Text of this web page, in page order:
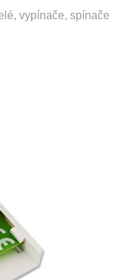
vypínače, spínače